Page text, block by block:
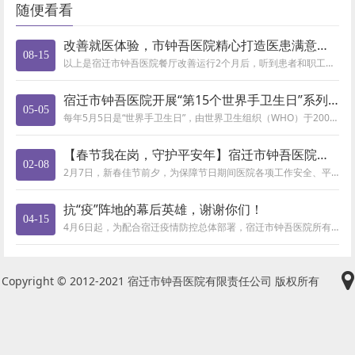
随便看看
08-15
改善就医体验，市钟吾医院精心打造医患满意餐厅
以上是宿迁市钟吾医院餐厅改善运行2个月后，听到患者和职工对餐厅的评价。升级改造后的餐厅，不仅温暖了大家的胃，更温暖了大家...
05-05
宿迁市钟吾医院开展“第15个世界手卫生日”系列宣传活动
每年5月5日是“世界手卫生日”，由世界卫生组织（WHO）于2009年倡议发起，旨在强调医疗护理过程中提高医护人员手部卫生...
02-08
【春节我在岗，守护平安年】宿迁市钟吾医院开展节前医疗安全大检
2月7日，新春佳节前夕，为保障节日期间医院各项工作安全、平稳、有序开展，宿迁市钟吾医院院长杨琼、副院长彭猛青带领相关科室...
04-15
抗“疫”阵地的幕后英雄，谢谢你们！
4月6日起，为配合宿迁疫情防控总体部署，宿迁市钟吾医院所有临床科室、职能科室重点岗位工作人员实行闭环管理。检验科作为疫情...
Copyright © 2012-2021 宿迁市钟吾医院有限责任公司 版权所有